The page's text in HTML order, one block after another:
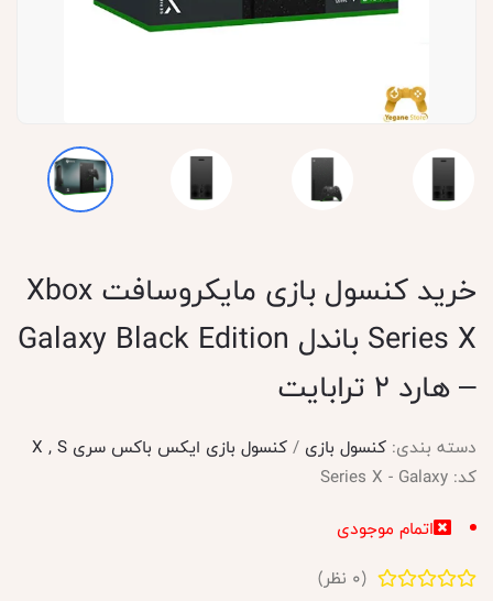
خرید کنسول بازی مایکروسافت Xbox
Series X باندل Galaxy Black Edition
– هارد 2 ترابایت
دسته بندی: کنسول بازی /کنسول بازی ایکس باکس سری X , S
کد: Series X - Galaxy
اتمام موجودی
(
0 نظر)